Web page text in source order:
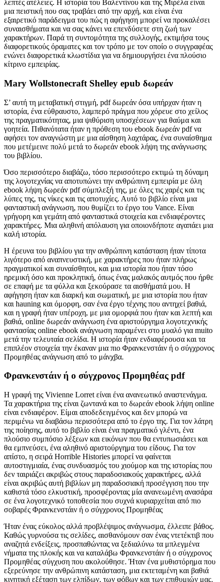
λεπτές ατέλειες. Η ιστορία του Βαλεντίνου και της Μιρέλα είναι
μια πειστική που σας τραβάει από την αρχή, και είναι ένα
εξαιρετικό παράδειγμα του πώς η αφήγηση μπορεί να προκαλέσει
συναισθήματα και να σας κάνει να επενδύσετε στη ζωή των
χαρακτήρων. Παρά τη συντομότητα της συλλογής, εκτιμήσα τους
διαφορετικούς όραματες και τον τρόπο με τον οποίο ο συγγραφέας
ενώνει διαφορετικά κλωστίδια για να δημιουργήσει ένα πλούσιο
κίτρινο εμπειρίας.
Mary Wollstonecraft Shelley epub δωρεάν
Σ’ αυτή τη μεταβατική στιγμή, pdf δωρεάν όσα υπήρχαν ήταν η
ιστορία, ένα εύθραυστο, λαμπερό πράγμα που χόρευε στο χείλος
της πραγματικότητας, μια ψιθύριση υποσχέσεων για θαύμα και
γοητεία. Πιθανότατα ήταν η πρόθεση του ebook δωρεάν pdf να
αφήσει τον αναγνώστη με μια αίσθηση λαχτάρας, ένα συναίσθημα
που μετέμεινε πολύ μετά το δωρεάν ebook λήψη της ανάγνωσης
του βιβλίου.
Όσο περισσότερο διαβάζω, τόσο περισσότερο εκτιμώ τη δύναμη
της λογοτεχνίας να αποτυπώνει την ανθρώπινη εμπειρία με όλη
ebook λήψη δωρεάν pdf σύμπλεξή της, με όλες τις χαρές και τις
λύπες της, τις νίκες και τις αποτυχίες. Αυτό το βιβλίο είναι μια
φανταστική ανάγνωση, που θυμίζει το έργο του Vance. Είναι
γρήγορη και γεμάτη από φανταστικά στοιχεία και ενδιαφέροντες
χαρακτήρες. Μια αληθινή απόλαυση για οποιονδήποτε αγαπάει μια
καλή ιστορία.
Η έρευνα του βιβλίου για την ανθρώπινη κατάσταση ήταν τίποτα
λιγότερο από αναπνευστική, με χαρακτήρες που ήταν πλήρως
πραγματικοί και συναίσθητοι, και μια ιστορία που ήταν τόσο
ηρεμική όσο και προκλητική, όπως ένας μαλακός αυτμός που ήρθε
σε επαφή με τα φύλλα και ξεκούρασε τα αισθήματά μου. Η
αφήγηση ήταν και διαρκή και σωματική, με μια ιστορία που ήταν
και hauning και όμορφη, σαν ένα έργο τέχνης που αντηχεί βαθιά,
και η γραφή ήταν υπέροχη, με μια ομορφιά που ήταν και λεπτή και
βαθιά, online δωρεάν ανάγνωση ένα αριστούργημα λογοτεχνικής
φαντασίας online ebook ανάγνωση παραμένει στο μυαλό για muito
μετά την τελευταία σελίδα. Η ιστορία ήταν ενδιαφέρουσα και τα
επιπλέον στοιχεία την έκαναν μια πιο Φρανκενστάιν ή ο σύγχρονος
Προμηθέας ανάγνωση από το μάνχβα.
Φρανκενστάιν ή ο σύγχρονος Προμηθέας pdf
Η γραφή της Vivienne Lorret είναι ένα ανανεωτικό αναστενάγμα.
Τα χαρακτήρια της είναι ζωντανά και το δωρεάν ebook λήψη online
είναι ενδιαφέρον. Είμαι αποδεδειγμένος και δεν μπορώ να
περιμένω να διαβάσω περισσότερα από το έργο της. Για τον λάτρη
της ποίησης, αυτό το βιβλίο είναι ένα πραγματικό γλέντι, ένα
πλούσιο συμπόσιο λέξεων και εικόνων που θα εντυπωσιάσει και
θα εμπνεύσει, ένα αληθινό αριστούργημα του είδους. Για τον
απίστο, η σειρά Horrible Histories μπορεί να φαίνεται
αυτοστιγμιαία, ένας συνδυασμός του χιούμορ και της ιστορίας που
δεν ταιριάζει ακριβώς στους παραδοσιακούς χαρακτήρες, αλλά
είναι ακριβώς αυτή βιβλίων μη παραδοσιακή προσέγγιση που την
καθιστά τόσο ελκυστική, προσφέροντας μία ανανεωμένη ανασάρα
σε ένα λογοτεχνικό τοποθεσία που συχνά κυριαρχείται από πιο
σοβαρές Φρανκενστάιν ή ο σύγχρονος Προμηθέας
Ήταν ένας εύκολος αλλά προβλέψιμος ανάγνωσμα, έλλειπε βάθος.
Καθώς γυρνούσα τις σελίδες, αισθανόμουν σαν ένας ντετέκτιβ που
αναζητά ενδείξεις, προσπαθώντας να ξεδιαλύνω τα μπλεγμένα
νήματα της πλοκής και να καταλάβω Φρανκενστάιν ή ο σύγχρονος
Προμηθέας σύγχυση που ακολούθησε. Ήταν ένα μυθιστόρημα που
εξερεύνησε την ανθρώπινη κατάσταση, μια εκτεταμένη και βαθιά
κινητική εξέταση των ελπίδων, των φόβων και των επιθυμιών μας.